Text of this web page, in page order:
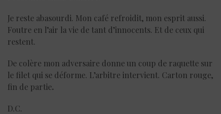
Je reste abasourdi. Mon café refroidit, mon esprit aussi.
Foutre en l’air la vie de tant d’innocents. Et de ceux qui
restent.
De colère mon adversaire donne un coup de raquette sur
le filet qui se déforme. L’arbitre intervient. Carton rouge,
fin de partie.
D.C.